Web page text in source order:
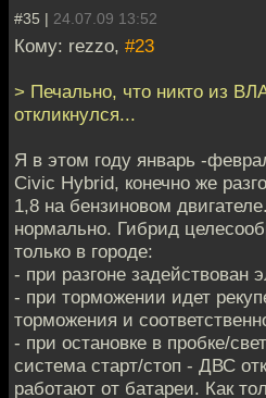
#35 | 24.07.09 13:52
Кому: rezzo, #23
> Печально, что никто из
откликнулся...
Я в этом году январь -
Civic Hybrid, конечно же
1,8 на бензиновом
нормально. Гибрид
только в городе:
- при разгоне задействован
- при торможении идет
торможения и
- при остановке в пробке/
система старт/стоп - ДВС
работают от батареи. Как